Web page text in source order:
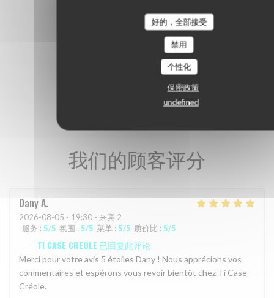
好的，全部接受
禁用
个性化
保密政策
undefined
我们的顾客评分
DanyA
2026-08-05 - 19:30 - 来宾 2
服务 : 5/5 氛围 : 5/5 菜单 : 5/5 质价比 : 5/5
TI CASE CREOLE 已回复此评论
Merci pour votre avis 5 étoiles Dany ! Nous apprécions vos
commentaires et espérons vous revoir bientôt chez Ti Case
Créole.